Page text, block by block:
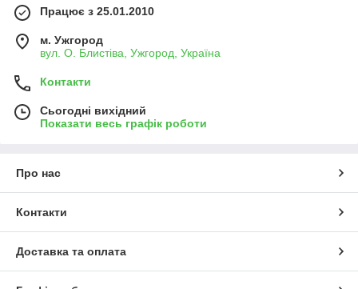
Працює з 25.01.2010
м. Ужгород
вул. О. Блистіва, Ужгород, Україна
Контакти
Сьогодні вихідний
Показати весь графік роботи
Про нас
Контакти
Доставка та оплата